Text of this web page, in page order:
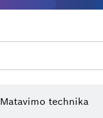
Matavimo technika